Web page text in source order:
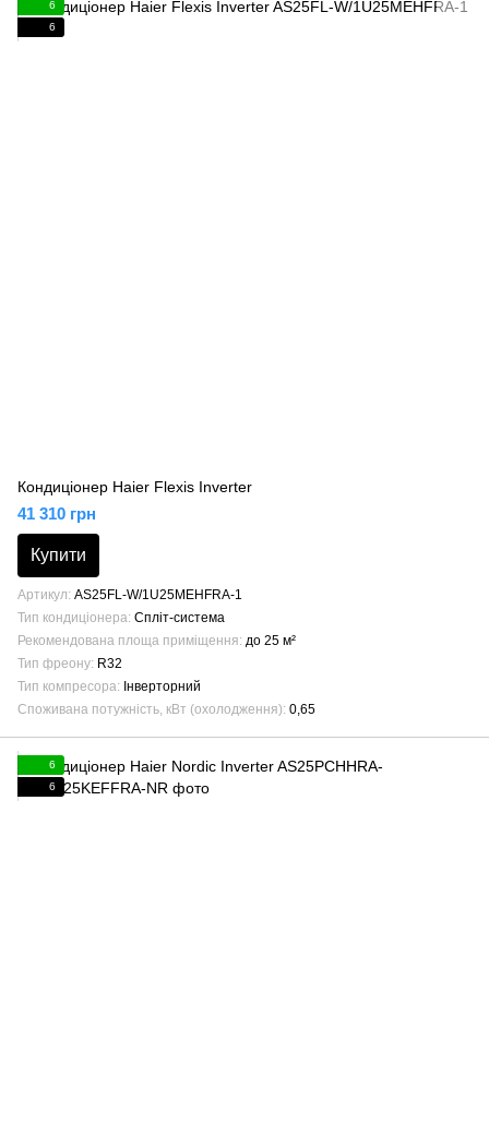
6
6
Кондиціонер Haier Flexis Inverter
41 310 грн
Купити
Артикул AS25FL-W/1U25MEHFRA-1
Тип кондиціонера Спліт-система
Рекомендована площа приміщення до 25 м²
Тип фреону R32
Тип компресора
Інверторний
Споживана потужність, кВт (охолодження) 0,65
6
6